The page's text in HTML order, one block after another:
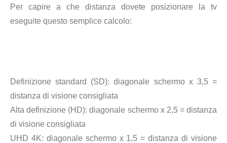
Per capire a che distanza dovete posizionare la tv
eseguite questo semplice calcolo:
Definizione standard (SD): diagonale schermo x 3,5 =
distanza di visione consigliata
Alta definizione (HD): diagonale schermo x 2,5 = distanza
di visione consigliata
UHD 4K: diagonale schermo x 1,5 = distanza di visione